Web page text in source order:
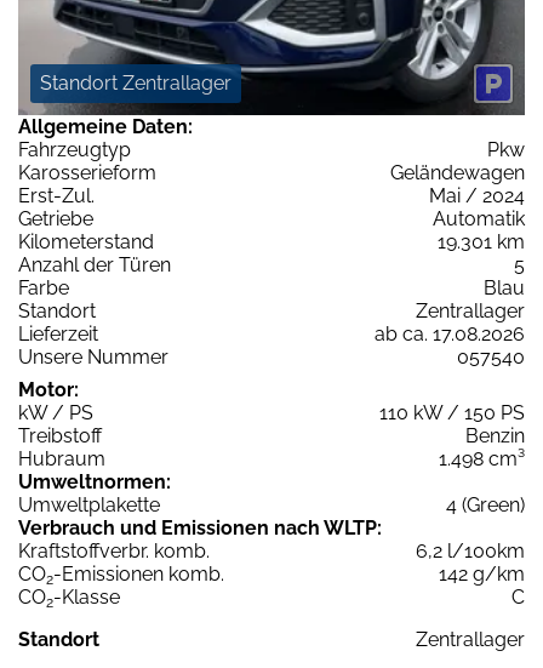
Standort Zentrallager
Allgemeine Daten:
Fahrzeugtyp
Pkw
Karosserieform
Geländewagen
Erst-Zul.
Mai / 2024
Getriebe
Automatik
Kilometerstand
19.301 km
Anzahl der Türen
5
Farbe
Blau
Standort
Zentrallager
Lieferzeit
ab ca. 17.08.2026
Unsere Nummer
057540
Motor:
kW / PS
110 kW / 150 PS
Treibstoff
Benzin
Hubraum
1.498 cm³
Umweltnormen:
Umweltplakette
4 (Green)
Verbrauch und Emissionen nach WLTP:
Kraftstoffverbr. komb.
6,2 l/100km
CO2-Emissionen komb.
142 g/km
CO2-Klasse
C
Standort
Zentrallager